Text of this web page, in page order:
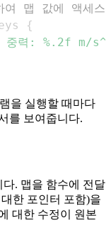
맵 값에 액세스
{
중력: %.2f m/
을 실행할 때마다
를 보여줍니다.
. 맵을 함수에 전달
한 포인터 포함)을
대한 수정이 원본